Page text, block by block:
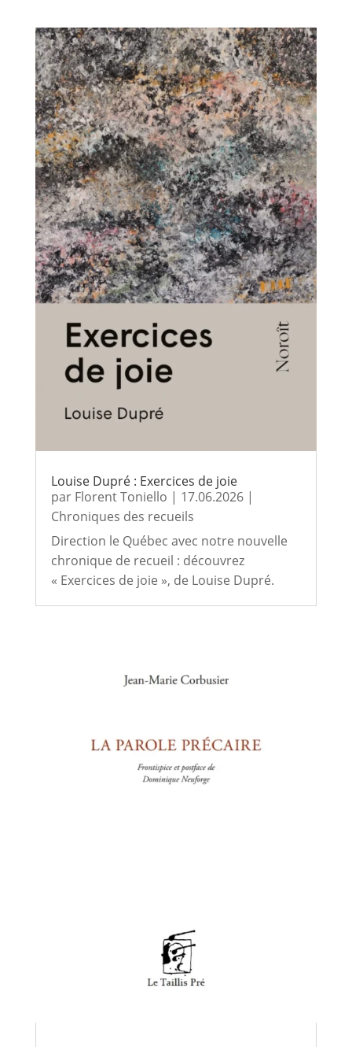
Louise Dupré : Exercices de joie
par Florent Toniello | 17.06.2026|
Chroniques des recueils
Direction le Québec avec notre nouvelle
chronique de recueil : découvrez
« Exercices de joie », de Louise Dupré.